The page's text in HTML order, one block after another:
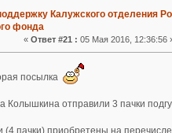
Калужского отделения
фонда
«Ответ #21 : 05 Мая 2016, 12:36:56
посылка
Колышкина отправили 3 пачки